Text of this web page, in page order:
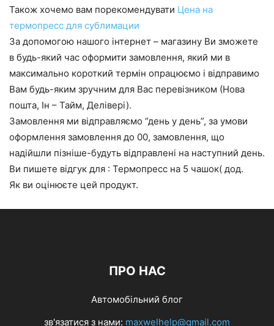
Також хочемо вам порекомендувати Цена на
термопресс для сублимации
За допомогою нашого інтернет – магазину Ви зможете
в будь-який час оформити замовлення, який ми в
максимально короткий термін опрацюємо і відправимо
Вам будь-яким зручним для Вас перевізником (Нова
пошта, Ін – Тайм, Делівері).
Замовлення ми відправляємо “день у день”, за умови
оформлення замовлення до 00, замовлення, що
надійшли пізніше-будуть відправлені на наступний день.
Ви пишете відгук для : Термопресс на 5 чашок( дод.
Як ви оцінюєте цей продукт.
ПРО НАС
Автомобільний блог
зв'язатися з нами: maxwelhelp@gmail.com